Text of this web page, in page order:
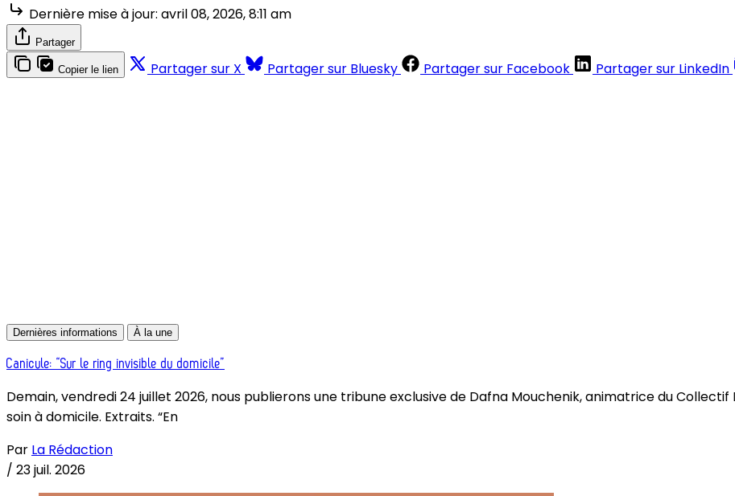
Dernière mise à jour: avril 08, 2026, 8:11 am
Partager
Copier le lien Partager sur X Partager sur Bluesky Partager sur Facebook Partager sur LinkedIn
Dernières informations À la une
Canicule: “Sur le ring invisible du domicile”
Demain, vendredi 24 juillet 2026, nous publierons une tribune exclusive de Dafna Mouchenik, animatrice du
soin à domicile. Extraits. “En
Par La Rédaction
/ 23 juil. 2026